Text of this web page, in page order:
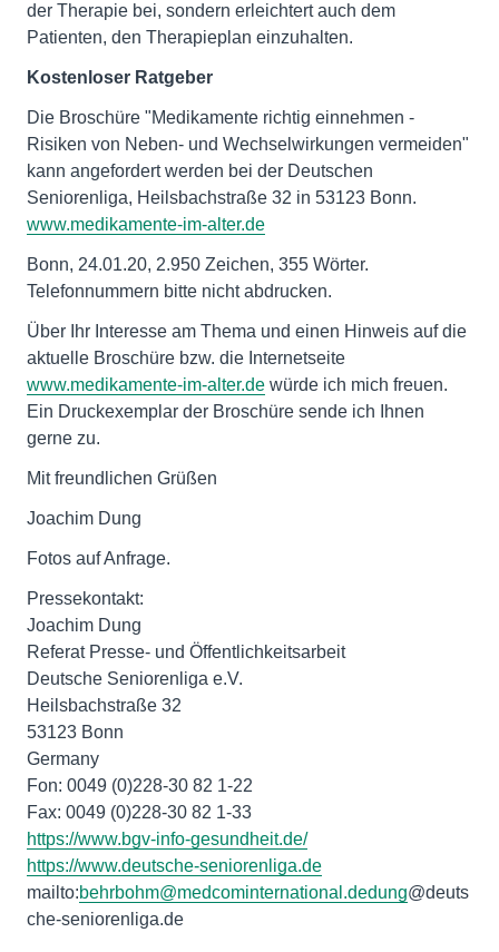
der Therapie bei, sondern erleichtert auch dem
Patienten, den Therapieplan einzuhalten.
Kostenloser Ratgeber
Die Broschüre "Medikamente richtig einnehmen -
Risiken von Neben- und Wechselwirkungen vermeiden"
kann angefordert werden bei der Deutschen
Seniorenliga, Heilsbachstraße 32 in 53123 Bonn.
www.medikamente-im-alter.de
Bonn, 24.01.20, 2.950 Zeichen, 355 Wörter.
Telefonnummern bitte nicht abdrucken.
Über Ihr Interesse am Thema und einen Hinweis auf die
aktuelle Broschüre bzw. die Internetseite
www.medikamente-im-alter.de würde ich mich freuen.
Ein Druckexemplar der Broschüre sende ich Ihnen
gerne zu.
Mit freundlichen Grüßen
Joachim Dung
Fotos auf Anfrage.
Pressekontakt:
Joachim Dung
Referat Presse- und Öffentlichkeitsarbeit
Deutsche Seniorenliga e.V.
Heilsbachstraße 32
53123 Bonn
Germany
Fon: 0049 (0)228-30 82 1-22
https://www.bgv-info-gesundheit.de/
https://www.deutsche-seniorenliga.de
mailto:behrbohm@medcominternational.dedung@deuts
che-seniorenliga.de